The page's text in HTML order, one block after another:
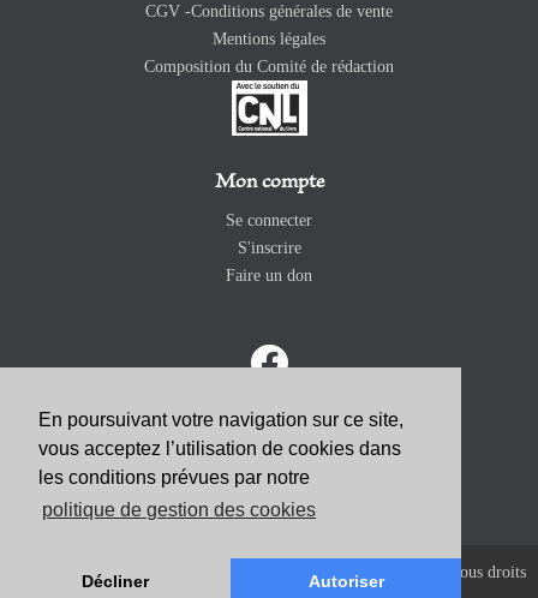
En poursuivant votre navigation sur ce site,
vous acceptez l’utilisation de cookies dans
les conditions prévues par notre
politique de gestion des cookies
Décliner Autoriser
CGV -Conditions générales de vente
Mentions légales
Composition du Comité de rédaction
Mon compte
Se connecter
S'inscrire
Faire un don
ABONNEZ-VOUS
Copyright 2026 Revue Catholique Internationale COMMUNIO. Tous droits